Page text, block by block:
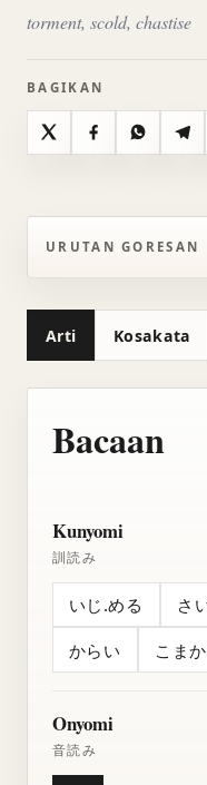
torment, scold, chastise
BAGIKAN
X FacebookWhatsApp
URUTAN GORESAN
Arti Kosakata
Bacaan
Kunyomi
訓読み
いじ.める さ
からい こま
Onyomi
音読み